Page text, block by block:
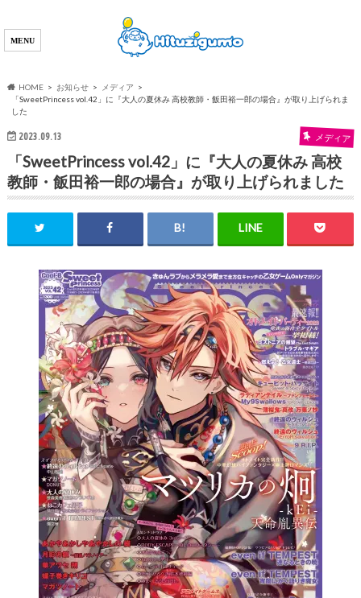
HOME お知らせ
メディア
「SweetPrincess vol.42」に『大人の夏休み 高校教師・飯田裕一郎の場合』が取り上げられま
した
2023.09.13 メディア
「SweetPrincess vol.42」に『大人の夏休み 高校
教師・飯田裕一郎の場合』が取り上げられました